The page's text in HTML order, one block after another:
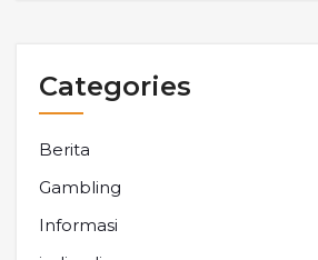
Categories
Berita
Gambling
Informasi